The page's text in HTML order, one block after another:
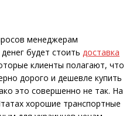
менеджерам
будет стоить доставка
клиенты полагают, что
дорого и дешевле купить
это совершенно не так. На
хорошие транспортные